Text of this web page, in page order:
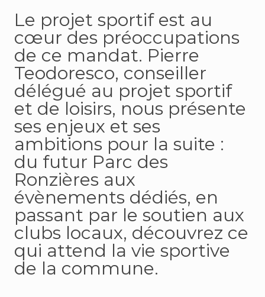
Le projet sportif est au
cœur des préoccupations
de ce mandat. Pierre
Teodoresco, conseiller
délégué au projet sportif
et de loisirs, nous présente
ses enjeux et ses
ambitions pour la suite :
du futur Parc des
Ronzières aux
évènements dédiés, en
passant par le soutien aux
clubs locaux, découvrez ce
qui attend la vie sportive
de la commune.